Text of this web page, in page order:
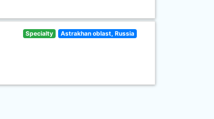
Specialty Astrakhan oblast, Russia